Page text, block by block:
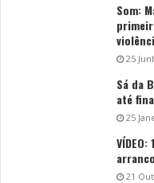
Som:
25
Sá da
até
25
21